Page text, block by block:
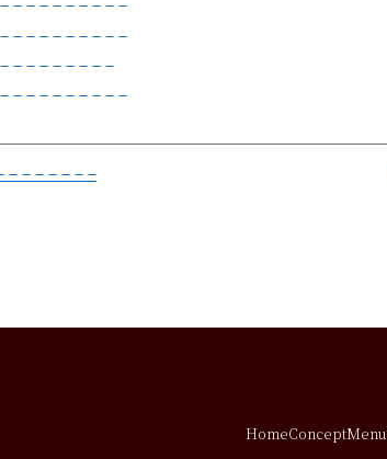
– – – – – – – – –
– – – – – – – – –
– – – – – – – –
– – – – – – – – –
– – – – – – –
HomeConceptMenu